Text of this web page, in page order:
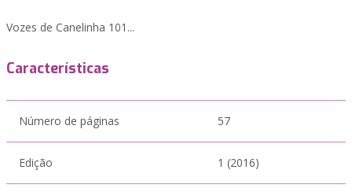
Vozes de Canelinha 101...
Características
Número de páginas 57
Edição 1 (2016)